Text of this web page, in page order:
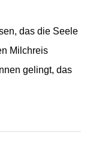
das die Seele
Milchreis
gelingt, das